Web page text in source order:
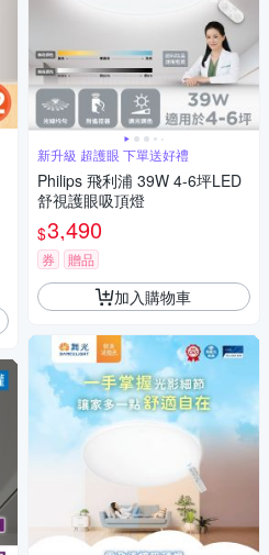
新升級 超護眼 下單送好禮
Philips 飛利浦 39W 4-6坪LED
舒視護眼吸頂燈
$3,490
券 贈品
加入購物車